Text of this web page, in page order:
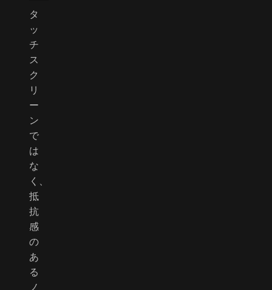
タ
ッ
チ
ス
ク
リ
ー
ン
で
は
な
く、
抵
抗
感
の
あ
る
ノ